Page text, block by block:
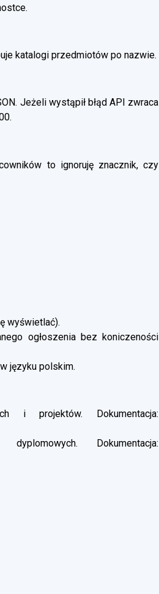
katalogi przedmiotów po nazwie.
Jeżeli wystąpił błąd API zwraca
to ignoruję znacznik, czy
wyświetlać).
ogłoszenia bez koniczeności
języku polskim.
i projektów. Dokumentacja:
Dokumentacja: